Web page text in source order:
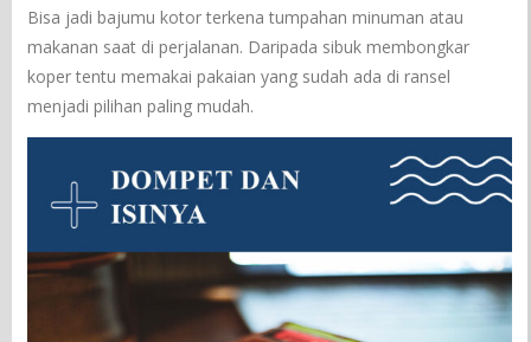
Bisa jadi bajumu kotor terkena tumpahan minuman atau
makanan saat di perjalanan. Daripada sibuk membongkar
koper tentu memakai pakaian yang sudah ada di ransel
menjadi pilihan paling mudah.